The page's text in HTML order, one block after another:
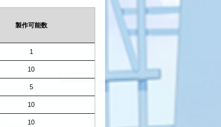
製作可能数
1
10
5
10
10